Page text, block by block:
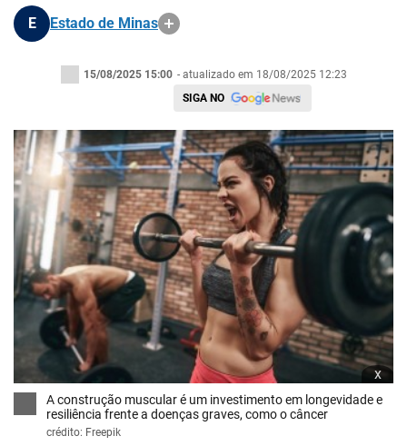
E Estado de Minas
15/08/2025 15:00 - atualizado em 18/08/2025 12:23
SIGA NO
x
A construção muscular é um investimento em longevidade e
resiliência frente a doenças graves, como o câncer
crédito: Freepik